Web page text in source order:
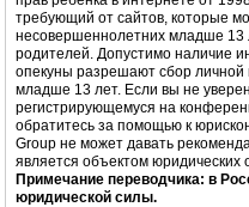
требующий от сайтов, которые
несовершеннолетних младше 13
родителей. Допустимо наличие
опекуны разрешают сбор
младше 13 лет. Если вы не
регистрирующемуся на
обратитесь за помощью к
Group не может давать
является объектом
Примечание переводчика: в
юридической силы.